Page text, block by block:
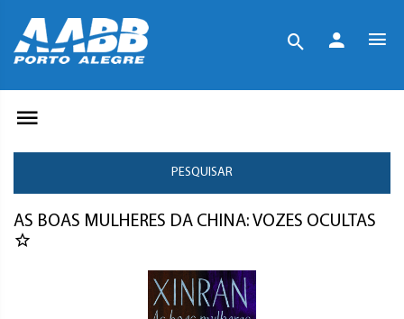
PESQUISAR
AS BOAS MULHERES DA CHINA: VOZES OCULTAS